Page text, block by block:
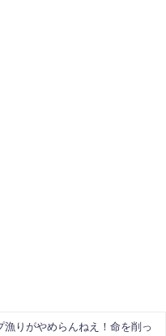
漁りがやめらんねえ！命を削っ